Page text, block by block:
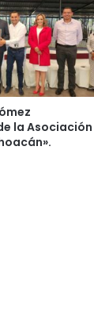
la Asociación